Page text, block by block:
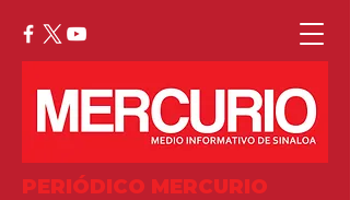
PERIÓDICO MERCURIO